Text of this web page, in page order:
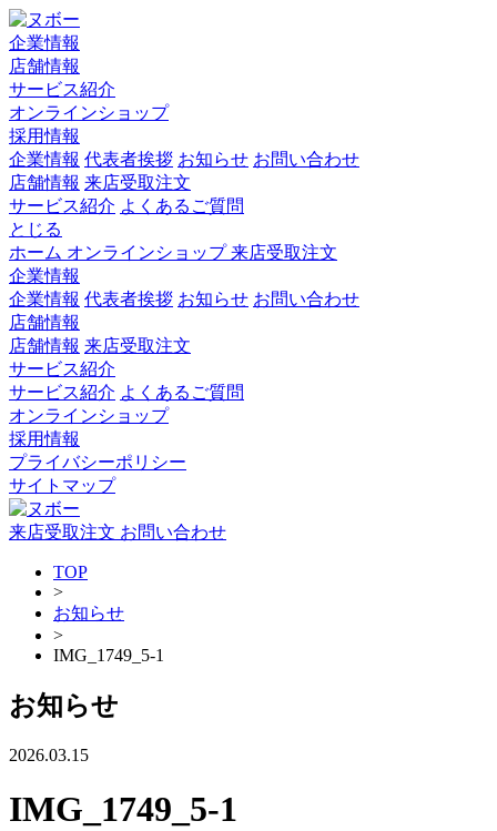
企業情報
店舗情報
サービス紹介
オンラインショップ
採用情報
企業情報 代表者挨拶 お知らせ お問い合わせ
店舗情報 来店受取注文
サービス紹介 よくあるご質問
とじる
ホーム オンラインショップ来店受取注文
企業情報
企業情報 代表者挨拶 お知らせ お問い合わせ
店舗情報
店舗情報 来店受取注文
サービス紹介
サービス紹介 よくあるご質問
オンラインショップ
採用情報
プライバシーポリシー
サイトマップ
来店受取注文 お問い合わせ
TOP
>
お知らせ
>
IMG_1749_5-1
お知らせ
2026.03.15
IMG_1749_5-1